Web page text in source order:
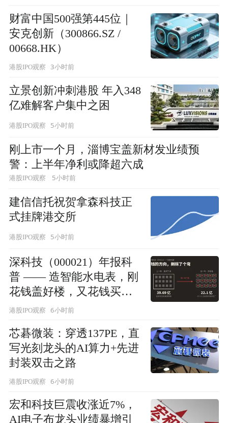
财富中国500强第445位｜
安克创新（300866.SZ /
00668.HK）
港股IPO观察 3小时前
立景创新冲刺港股 年入348
亿难解客户集中之困
港股IPO观察 5小时前
刚上市一个月，淄博宝盖新材发业绩预
警：上半年净利或降超六成
港股IPO观察 5小时前
建信信托祝贺拿森科技正
式挂牌港交所
港股IPO观察 5小时前
深科技（000021）年报科
普 —— 造智能水电表，刚
花钱盖好楼，又花钱买设
备
港股IPO观察 6小时前
芯碁微装：穿透137PE，直
写光刻龙头的AI算力+先进
封装双击之路
港股IPO观察 6小时前
宏和科技巨震收涨近7%，
AI电子布龙头业绩暴增引